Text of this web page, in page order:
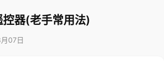
器(老手常用法)
07日